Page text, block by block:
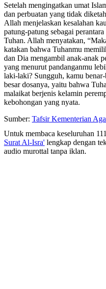
Setelah mengingatkan umat
dan perbuatan yang tidak
Allah menjelaskan kesalahan
patung-patung sebagai
Tuhan. Allah menyatakan,
katakan bahwa Tuhanmu
dan Dia mengambil anak-anak
yang menurut pandanganmu
laki-laki? Sungguh, kamu
besar dosanya, yaitu bahwa
malaikat berjenis kelamin
kebohongan yang nyata.
Sumber: Tafsir Kementerian
Untuk membaca keseluruhan
Surat Al-Isra' lengkap dengan
audio murottal tanpa iklan.